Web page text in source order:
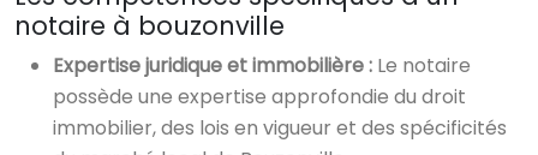
notaire à bouzonville
Expertise juridique et immobilière : Le notaire
possède une expertise approfondie du droit
immobilier, des lois en vigueur et des spécificités